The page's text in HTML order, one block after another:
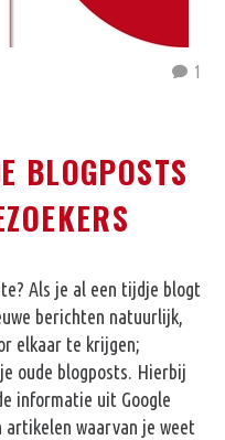
1
BLOGPOSTS
Als je al een tijdje blogt
berichten natuurlijk,
elkaar te krijgen;
oude blogposts. Hierbij
informatie uit Google
waarvan je weet